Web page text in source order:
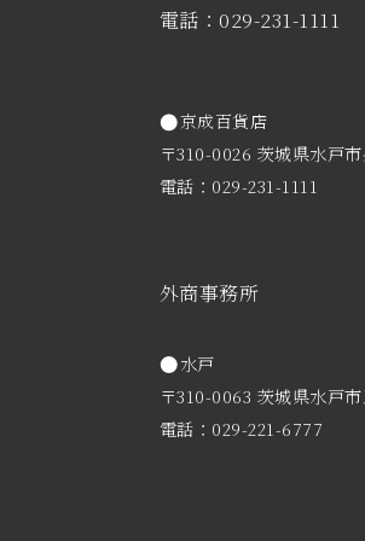
電話：029-231-1111
京成百貨店
〒310-0026 茨城県水戸
電話：029-231-1111
外商事務所
水戸
〒310-0063 茨城県水戸
電話：029-221-6777